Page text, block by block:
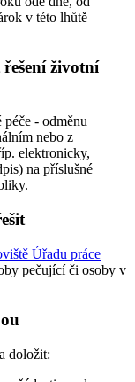
v této lhůtě
životní
péče - odměnu
nebo z
elektronicky,
na příslušné
Úřadu práce
pečující či osoby v
doložit: